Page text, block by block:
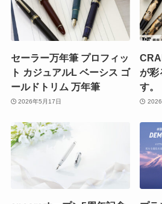
セーラー万年筆 プロフィッ
ト カジュアルL ベーシス ゴ
ールドトリム 万年筆
2026年5月17日
が彩
す。